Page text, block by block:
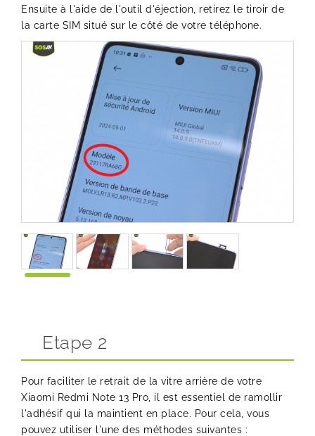
Ensuite à l'aide de l'outil d'éjection, retirez le tiroir de
la carte SIM situé sur le côté de votre téléphone.
Etape 2
Pour faciliter le retrait de la vitre arrière de votre
Xiaomi Redmi Note 13 Pro, il est essentiel de ramollir
l'adhésif qui la maintient en place. Pour cela, vous
pouvez utiliser l'une des méthodes suivantes :